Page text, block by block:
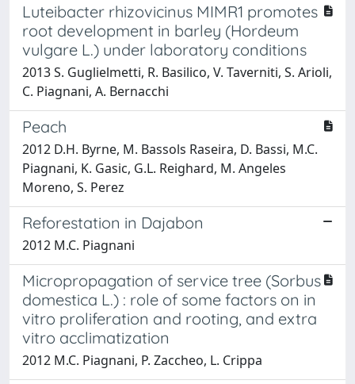
Luteibacter rhizovicinus MIMR1 promotes
root development in barley (Hordeum
vulgare L.) under laboratory conditions
2013 S. Guglielmetti, R. Basilico, V. Taverniti, S. Arioli,
C. Piagnani, A. Bernacchi
Peach
2012 D.H. Byrne, M. Bassols Raseira, D. Bassi, M.C.
Piagnani, K. Gasic, G.L. Reighard, M. Angeles
Moreno, S. Perez
Reforestation in Dajabon
2012 M.C. Piagnani
Micropropagation of service tree (Sorbus
domestica L.) : role of some factors on in
vitro proliferation and rooting, and extra
vitro acclimatization
2012 M.C. Piagnani, P. Zaccheo, L. Crippa